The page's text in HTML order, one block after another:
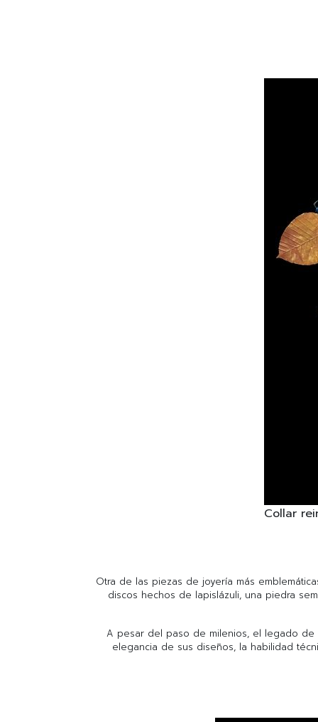
Collar
Otra de las piezas de joyería más
discos hechos de lapislázuli, una piedra
A pesar del paso de milenios, el legado de
elegancia de sus diseños, la habilidad